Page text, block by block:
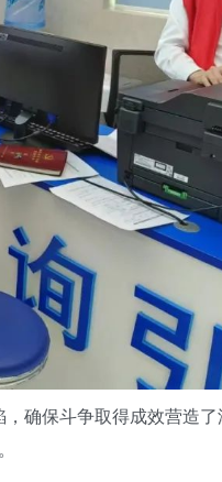
确保斗争取得成效营造了